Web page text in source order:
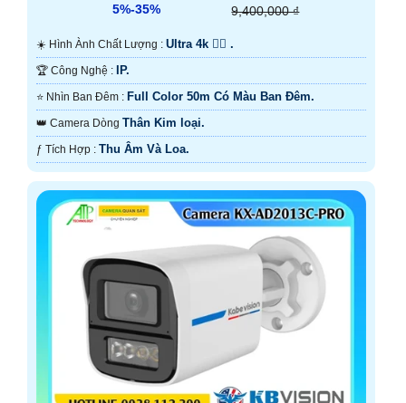
5%-35% 9,400,000 ₫
☀️ Hình Ành Chất Lượng : Ultra 4k 👍🏾 .
🏆 Công Nghệ : IP.
⭐ Nhìn Ban Đêm : Full Color 50m Có Màu Ban Ðêm.
👑 Camera Dòng Thân Kim loại.
️ƒ Tích Hợp : Thu Âm Và Loa.